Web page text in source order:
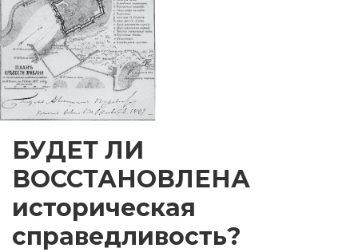
БУДЕТ ЛИ
ВОССТАНОВЛЕНА
историческая
справедливость?